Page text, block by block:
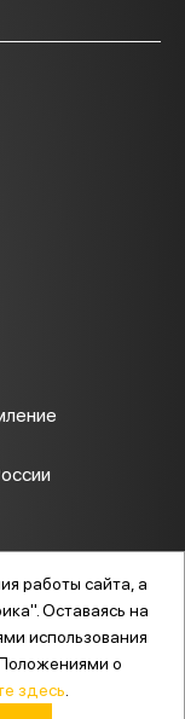
работы сайта, а
Оставаясь на
использования
о
здесь